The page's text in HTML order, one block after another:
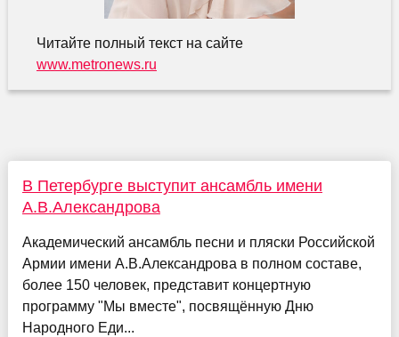
Читайте полный текст на сайте
www.metronews.ru
В Петербурге выступит ансамбль имени
А.В.Александрова
Академический ансамбль песни и пляски Российской
Армии имени А.В.Александрова в полном составе,
более 150 человек, представит концертную
программу "Мы вместе", посвящённую Дню
Народного Еди...